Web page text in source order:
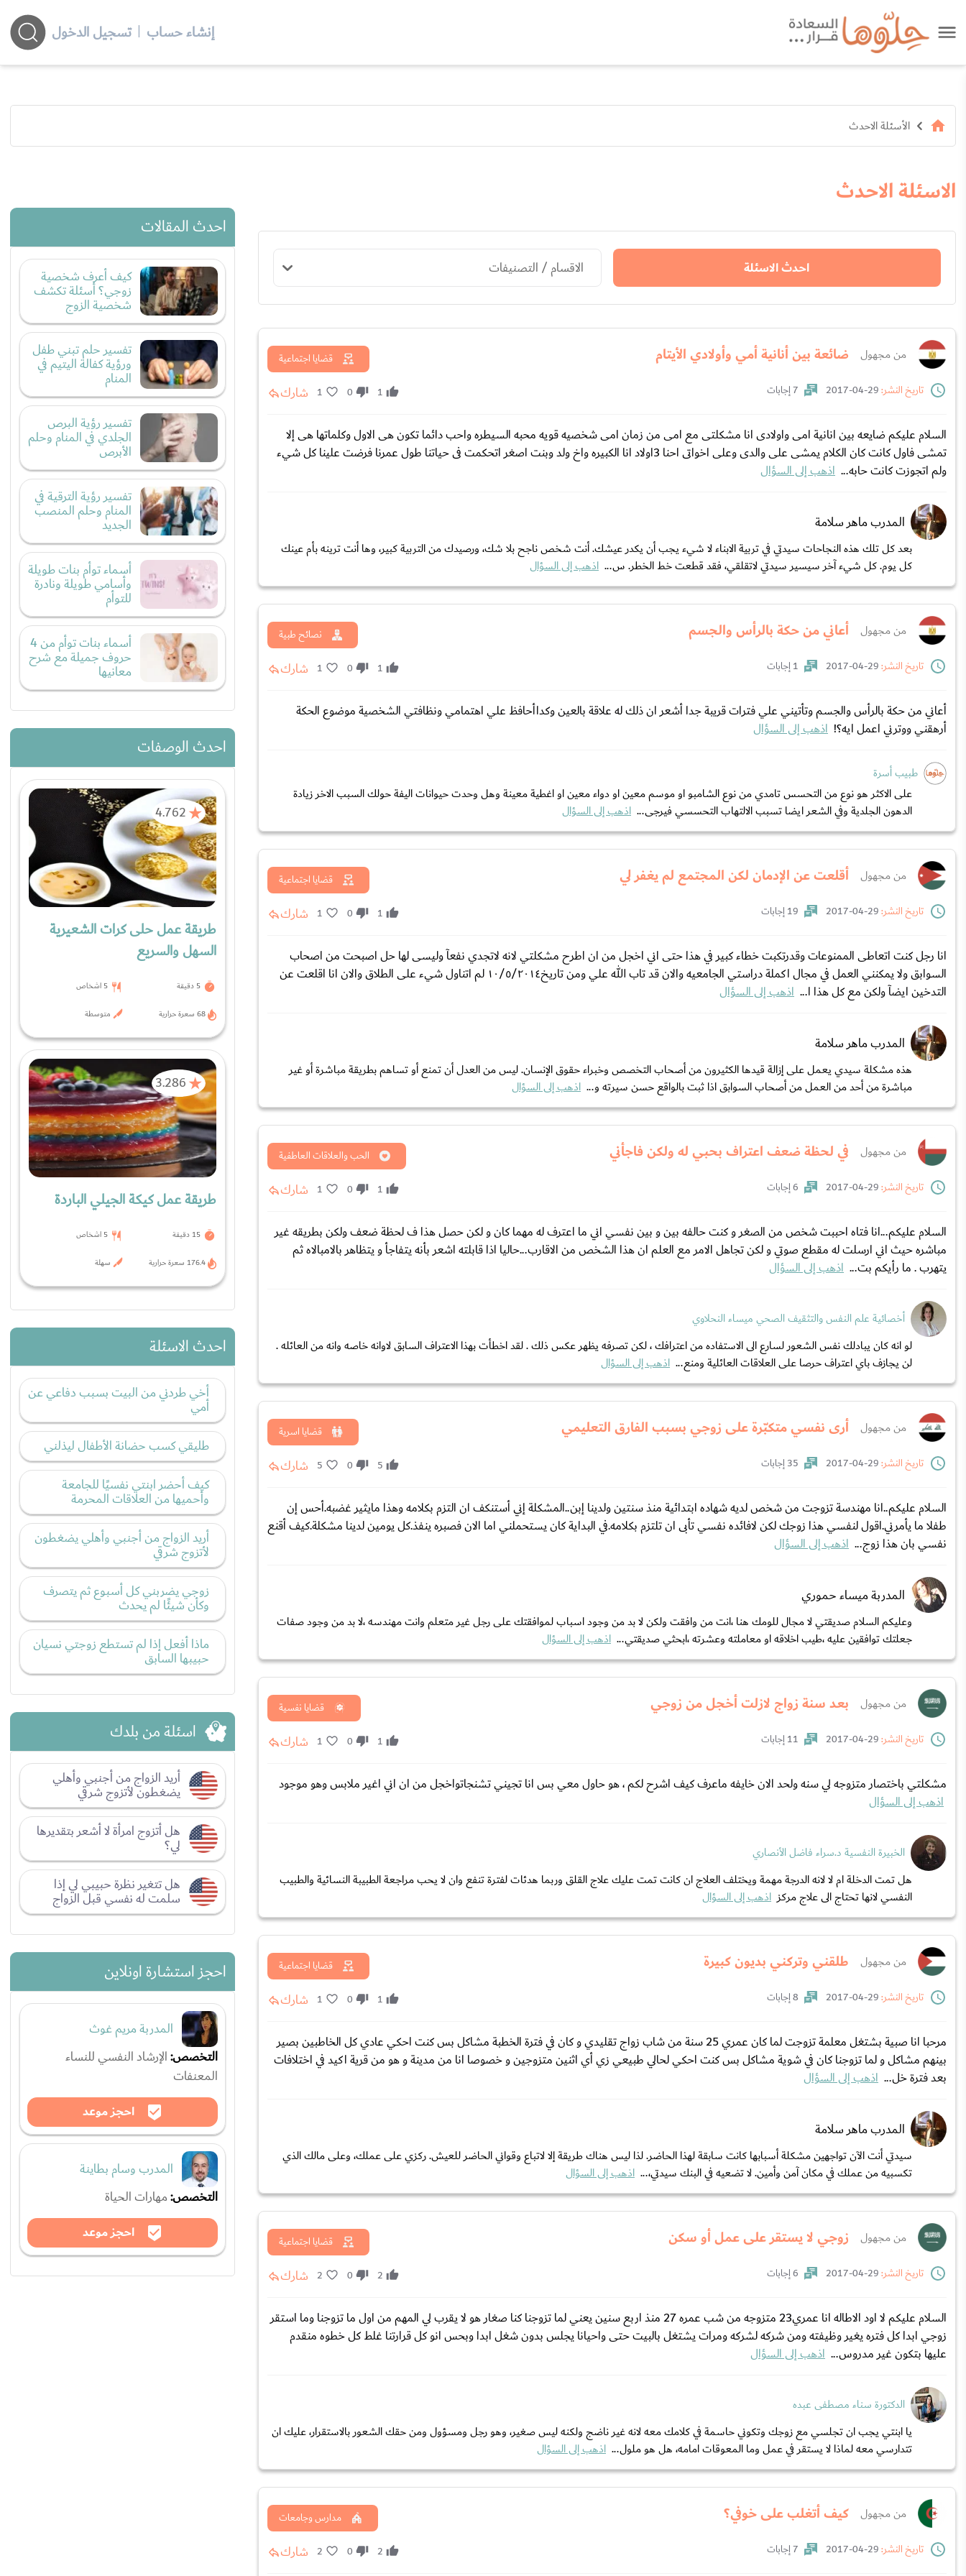
إنشاء حساب | تسجيل الدخول
الأسئلة الاحدث
الاسئلة الاحدث
احدث الاسئلة الاقسام / التصنيفات
من مجهول ضائعة بين أنانية أمي وأولادي الأيتام
قضايا اجتماعية
تاريخ النشر:
7 إجابات 1
0
1 شارك
السلام عليكم ضايعه بين انانية امى واولادى انا مشكلتى مع امى من زمان امى شخصيه قويه محبه السيطره واحب دائما تكون هى الاول وكلماتها هى إلا
تمشى فاول كانت كان الكلام يمشى على والدى وعلى اخواتى احنا 3اولاد انا الكبيره واخ ولد وبنت اصغر اتحكمت فى حياتنا طول عمرنا فرضت علينا كل شيء
ولم اتجوزت كانت حابه... اذهب إلى السؤال
المدرب ماهر سلامة
بعد كل تلك هذه النجاحات سيدتي في تربية الابناء لا شيء يجب أن يكدر عيشك. أنت شخص ناجح بلا شك، ورصيدك من التربية كبير، وها أنت ترينه بأم عينك
كل يوم. كل شيء آخر سيسير سيدتي لاتقلقي، فقد قطعت خط الخطر. س... اذهب إلى السؤال
من مجهول أعاني من حكة بالرأس والجسم
نصائح طبية
تاريخ النشر:
1 إجابات 1
0
1 شارك
أعاني من حكة بالرأس والجسم وتأتيني علي فترات قريبة جدا أشعر ان ذلك له علاقة بالعين وكداأحافظ علي اهتمامي ونظافتي الشخصية موضوع الحكة
أرهقني ووترني اعمل ايه؟! اذهب إلى السؤال
طبيب أسرة
على الاكثر هو نوع من التحسس تامدي من نوع الشامبو او موسم معين او دواء معين او اغطية معينة وهل وحدت حيوانات اليفة حولك السبب الاخر زيادة
الدهون الجلدية وفي الشعر ايضا تسبب الالتهاب التحسسي فيرجى... اذهب إلى السؤال
من مجهول أقلعت عن الإدمان لكن المجتمع لم يغفر لي
قضايا اجتماعية
تاريخ النشر:
19 إجابات 1
0
1 شارك
انا رجل كنت اتعاطى الممنوعات وقدرتكبت خطاء كبير في هذا حتى اني اخجل من ان اطرح مشكلتي لانه لاتجدي نفعآ وليسى لها حل اصبحت من اصحاب
السوابق ولا يمكنني العمل في مجال اكملة دراستي الجامعيه والان قد تاب الله علي ومن تاريخ١٠/٥/٢٠١٤ لم اتناول شيء على الطلاق والان انا اقلعت عن
التدخين ايضآ ولكن مع كل هذا ا... اذهب إلى السؤال
المدرب ماهر سلامة
هذه مشكلة سيدي يعمل على إزالة قيدها الكثيرون من أصحاب التخصص وخبراء حقوق الإنسان. ليس من العدل أن تمنع أو تساهم بطريقة مباشرة أو غير
مباشرة من أحد من العمل من أصحاب السوابق اذا ثبت بالواقع حسن سيرته و... اذهب إلى السؤال
من مجهول في لحظة ضعف اعتراف بحبي له ولكن فاجأني
الحب والعلاقات العاطفية
تاريخ النشر:
6 إجابات 1
0
1 شارك
السلام عليكم...انا فتاه احببت شخص من الصغر و كنت حالفه بين و بين نفسي اني ما اعترف له مهما كان و لكن حصل هذا ف لحظة ضعف ولكن بطريقه غير
مباشره حيث اني ارسلت له مقطع صوتي و لكن تجاهل الامر مع العلم ان هذا الشخص من الاقارب...حاليا اذا قابلته اشعر بأنه يتفاجأ و يتظاهر بالامبالاه ثم
يتهرب . ما رأيكم بت... اذهب إلى السؤال
أخصائية علم النفس والتثقيف الصحي ميساء النحلاوي
لو انه كان يبادلك نفس الشعور لسارع الى الاستفاده من اعترافك ، لكن تصرفه يظهر عكس ذلك . لقد اخطأت بهذا الاعتراف السابق لاوانه خاصه وانه من العائله .
لن يجازف باي اعتراف حرصا على العلاقات العائلية ومنع... اذهب إلى السؤال
من مجهول أرى نفسي متكبّرة على زوجي بسبب الفارق التعليمي
قضايا اسرية
تاريخ النشر:
35 إجابات 5
0
5 شارك
السلام عليكم..انا مهندسة تزوجت من شخص لديه شهاده ابتدائية منذ سنتين ولدينا إبن..المشكلة إني أستنكف ان التزم بكلامه وهذا مايثير غضبه.أحس إن
طفلا ما يأمرني.اقول لنفسي هذا زوجك لكن ﻻفائده نفسي تأبى ان تلتزم بكلامه.في البداية كان يستحملني اما اﻻن فصبره ينفذ.كل يومين لدينا مشكلة.كيف أقنع
نفسي بان هذا زوج... اذهب إلى السؤال
المدربة ميساء حموري
وعليكم السلام صديقتي لا مجال للومك هنا ،انت من وافقت ولكن لا بد من وجود اسباب لموافقتك على رجل غير متعلم وانت مهندسه ،لا بد من وجود صفات
جعلتك توافقين عليه ،طيب اخلاقه او معاملته وعشرته ،ابحثي صديقتي... اذهب إلى السؤال
من مجهول بعد سنة زواج لازلت أخجل من زوجي
قضايا نفسية
تاريخ النشر:
11 إجابات 1
0
1 شارك
‏مشكلتي باختصار متزوجه لي سنه ‏ولحد الان خايفه ‏ماعرف كيف اشرح لكم ، هو حاول معي بس انا تجيني تشنجات‏واخجل من ان اني اغير ملابس وهو موجود
اذهب إلى السؤال
الخبيرة النفسية د.سراء فاضل الأنصاري
هل تمت الدخلة ام لا لانه الدرجة مهمة ويختلف العلاج ان كانت تمت عليك علاج القلق وربما هدئات لفترة تنفع وان لا يحب مراجعة الطبيبة النسائية والطبيب
النفسي لانها تحتاج الى علاج مركز اذهب إلى السؤال
من مجهول طلقني وتركني بديون كبيرة
قضايا اجتماعية
تاريخ النشر:
8 إجابات 1
0
1 شارك
مرحبا انا صبية بشتغل معلمة تزوجت لما كان عمري 25 سنة من شاب زواج تقليدي و كان في فترة الخطبة مشاكل بس كنت احكي عادي كل الخاطبين بصير
بينهم مشاكل و لما تزوجنا كان في شوية مشاكل بس كنت احكي لحالي طبيعي زي أي اثنين متزوجين و خصوصا انا من مدينة و هو من قرية اكيد في اختلافات
بعد فترة خل... اذهب إلى السؤال
المدرب ماهر سلامة
سيدتي أنت الآن تواجهين مشكلة أسبابها كانت سابقة لهذا الحاضر. لذا ليس هناك طريقة إلا لاتباع وقواني الحاضر للعيش. ركزي على عملك، وعلى مالك الذي
تكسبيه من عملك في مكان آمن وأمين. لا تضعيه في البنك سيدتي،... اذهب إلى السؤال
من مجهول زوجي لا يستقر على عمل أو سكن
قضايا اجتماعية
تاريخ النشر:
6 إجابات 2
0
2 شارك
السلام عليكم لا اود الاطاله انا عمري23 متزوجه من شب عمره 27 منذ اربع سنين يعني لما تزوجنا كنا صغار هو لا يقرب لي المهم من اول ما تزوجنا وما استقر
زوجي ابدا كل فتره يغير وظيفته ومن شركه لشركه ومرات يشتغل بالبيت حتى واحيانا يجلس بدون شغل ابدا وبحس انو كل قرارتنا غلط كل خطوه منقدم
عليها بتكون غير مدروس... اذهب إلى السؤال
الدكتورة سناء مصطفى عبده
يا ابنتي يجب ان تجلسي مع زوجك وتكوني حاسمة في كلامك معه لانه غير ناضج ولكنه ليس صغير، وهو رجل ومسؤول ومن حقك الشعور بالاستقرار، عليك ان
تتدارسي معه لماذا لا يستقر في عمل وما المعوقات امامه، هل هو ملول... اذهب إلى السؤال
من مجهول كيف أتغلب على خوفي؟
مدارس وجامعات
تاريخ النشر:
7 إجابات 2
0
2 شارك
احدث المقالات
كيف أعرف شخصية
زوجي؟ أسئلة تكشف
شخصية الزوج
تفسير حلم تبني طفل
ورؤية كفالة اليتيم في
المنام
تفسير رؤية البرص
الجلدي في المنام وحلم
الأبرص
تفسير رؤية الترقية في
المنام وحلم المنصب
الجديد
أسماء توأم بنات طويلة
وأسامي طويلة ونادرة
للتوأم
أسماء بنات توأم من 4
حروف جميلة مع شرح
معانيها
احدث الوصفات
4.762
طريقة عمل حلى كرات الشعيرية
السهل والسريع
5 دقيقة 5 اشخاص
68 سعرة حرارية متوسطة
3.286
طريقة عمل كيكة الجيلي الباردة
15 دقيقة 5 اشخاص
176.4 سعرة حرارية سهلة
احدث الاسئلة
أخي طردني من البيت بسبب دفاعي عن
أمي
طليقي كسب حضانة الأطفال ليذلني
كيف أحضر ابنتي نفسيًا للجامعة
وأحميها من العلاقات المحرمة
أريد الزواج من أجنبي وأهلي يضغطون
لأتزوج شرقي
زوجي يضربني كل أسبوع ثم يتصرف
وكأن شيئًا لم يحدث
ماذا أفعل إذا لم تستطع زوجتي نسيان
حبيبها السابق
اسئلة من بلدك
أريد الزواج من أجنبي وأهلي
يضغطون لأتزوج شرقي
هل أتزوج امرأة لا أشعر بتقديرها
لي؟
هل تتغير نظرة حبيبي لي إذا
سلمت له نفسي قبل الزواج
احجز استشارة اونلاين
المدربة مريم غوث
التخصص:الإرشاد النفسي للنساء
المعنفات
احجز موعد
المدرب وسام بطاينة
التخصص:مهارات الحياة
احجز موعد